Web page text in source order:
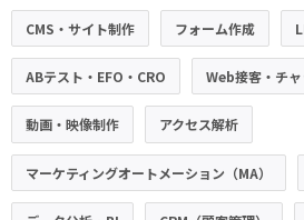
CMS・サイト制作 フォーム作成
ABテスト・EFO・CRO Web接客・チ
動画・映像制作 アクセス解析
マーケティングオートメーション（MA）